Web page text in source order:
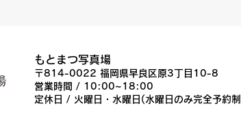
もとまつ写真場
〒814-0022 福岡県早良区原3丁目10-8
営業時間 / 10:00~18:00
定休日 / 火曜日・水曜日(水曜日のみ完全予約